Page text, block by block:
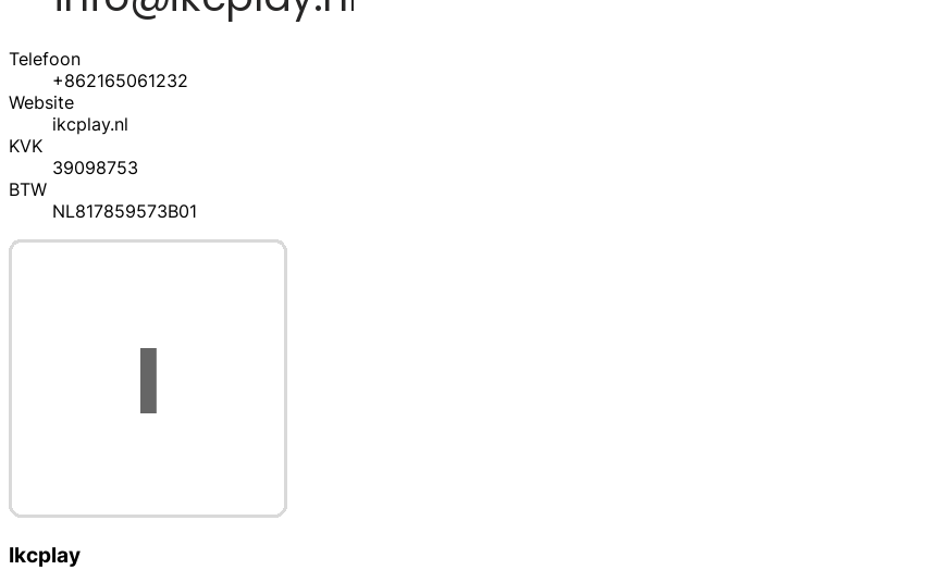
Telefoon
+862165061232
Website
ikcplay.nl
KVK
39098753
BTW
NL817859573B01
Ikcplay